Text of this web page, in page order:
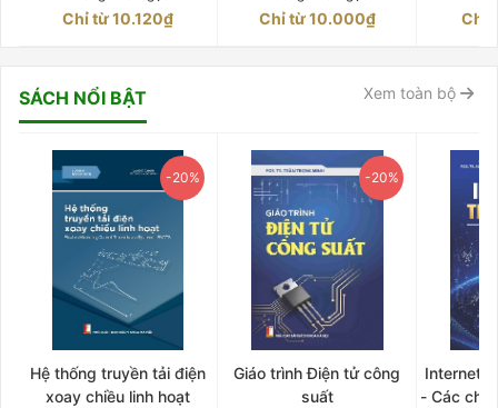
Chỉ từ 10.120₫ Chỉ từ 10.000₫ Chỉ
SÁCH NỔI BẬT Xem toàn bộ
-20%
Hệ thống truyền tải điện
xoay chiều linh hoạt
-20%
Giáo trình Điện tử công
suất
Internet
- Các